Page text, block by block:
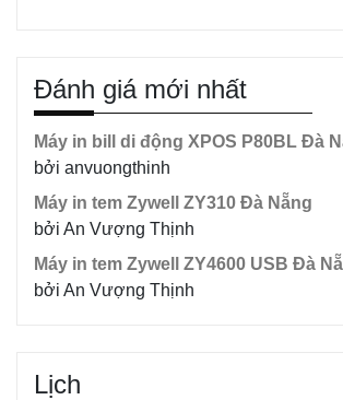
Đánh giá mới nhất
Máy in bill di động XPOS P80BL Đà
bởi anvuongthinh
Máy in tem Zywell ZY310 Đà Nẵng
bởi An Vượng Thịnh
Máy in tem Zywell ZY4600 USB Đà
bởi An Vượng Thịnh
Lịch